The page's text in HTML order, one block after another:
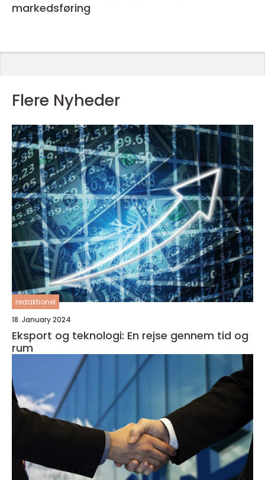
markedsføring
Flere Nyheder
redaktionel
18. January 2024
Eksport og teknologi: En rejse gennem tid og
rum